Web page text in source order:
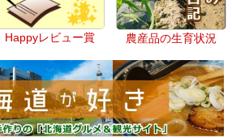
Happyレビュー賞 農産品の生育状況